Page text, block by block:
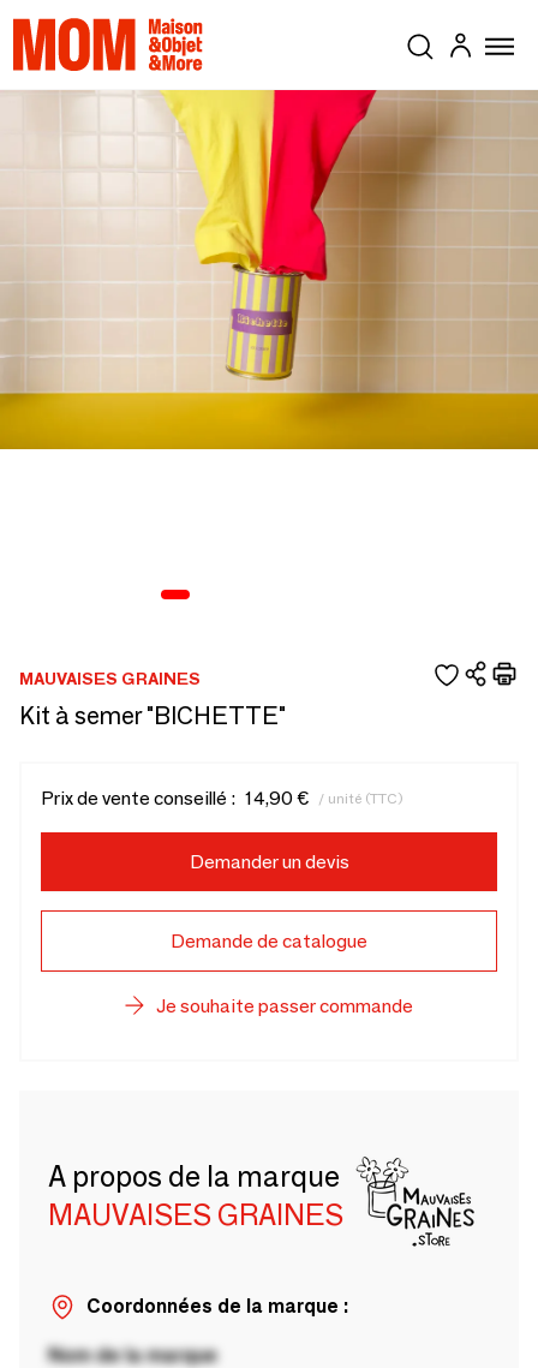
MAUVAISES GRAINES
Kit à semer "BICHETTE"
Prix de vente conseillé : 14,90 € / unité (TTC)
Demander un devis
Demande de catalogue
Je souhaite passer commande
A propos de la marque
MAUVAISES GRAINES
Coordonnées de la marque :
Nom de la marque